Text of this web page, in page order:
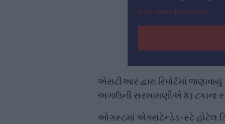
View Terms & Conditions
એસટીઆર દ્વારા રિપોર્ટમાં
અગાઉની સરખામણીએ 83 ટકાના
ઓગસ્ટમાં એક્સટેન્ડેડ-સ્ટે હોટેલ